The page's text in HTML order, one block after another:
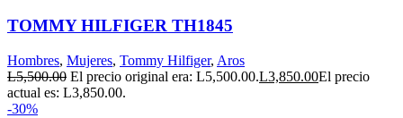
TOMMY HILFIGER TH1845
Hombres, Mujeres, Tommy Hilfiger, Aros
L5,500.00 El precio original era: L5,500.00.L3,850.00El precio
actual es: L3,850.00.
-30%